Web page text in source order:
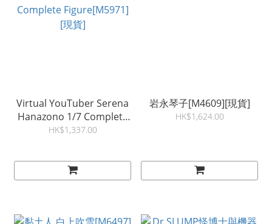
Virtual YouTuber Serena
Hanazono 1/7 Complete
Figure[M5971][現貨]
HK$1,337.00
岩永琴子[M4609][現貨]
HK$1,624.00